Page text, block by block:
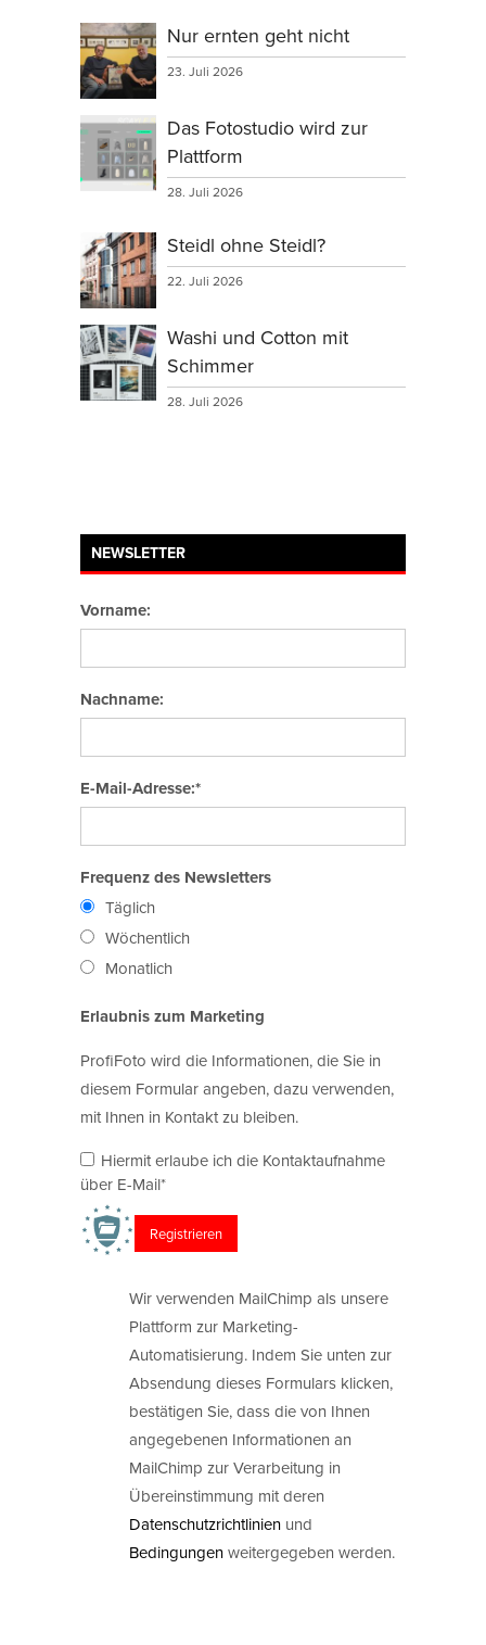
Nur ernten geht nicht
23. Juli 2026
Das Fotostudio wird zur
Plattform
28. Juli 2026
Steidl ohne Steidl?
22. Juli 2026
Washi und Cotton mit
Schimmer
28. Juli 2026
NEWSLETTER
Vorname:
Nachname:
E-Mail-Adresse:*
Frequenz des Newsletters
Täglich
Wöchentlich
Monatlich
Erlaubnis zum Marketing
ProfiFoto wird die Informationen, die Sie in
diesem Formular angeben, dazu verwenden,
mit Ihnen in Kontakt zu bleiben.
Hiermit erlaube ich die Kontaktaufnahme
über E-Mail*
Wir verwenden MailChimp als unsere
Plattform zur Marketing-
Automatisierung. Indem Sie unten zur
Absendung dieses Formulars klicken,
bestätigen Sie, dass die von Ihnen
angegebenen Informationen an
MailChimp zur Verarbeitung in
Übereinstimmung mit deren
Datenschutzrichtlinien und
Bedingungenweitergegeben werden.